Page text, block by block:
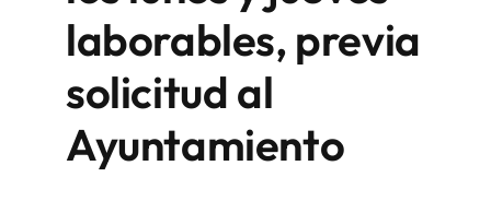
laborables, previa
solicitud al
Ayuntamiento